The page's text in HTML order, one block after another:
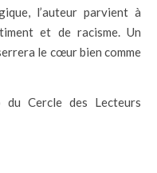
l’auteur parvient à
et de racisme. Un
le cœur bien comme
Cercle des Lecteurs